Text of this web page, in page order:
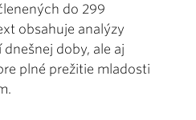
do 299
obsahuje analýzy
doby, ale aj
plné prežitie mladosti